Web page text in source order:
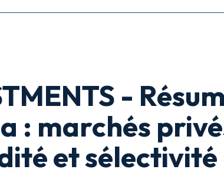
-
: marchés
et sélectivité